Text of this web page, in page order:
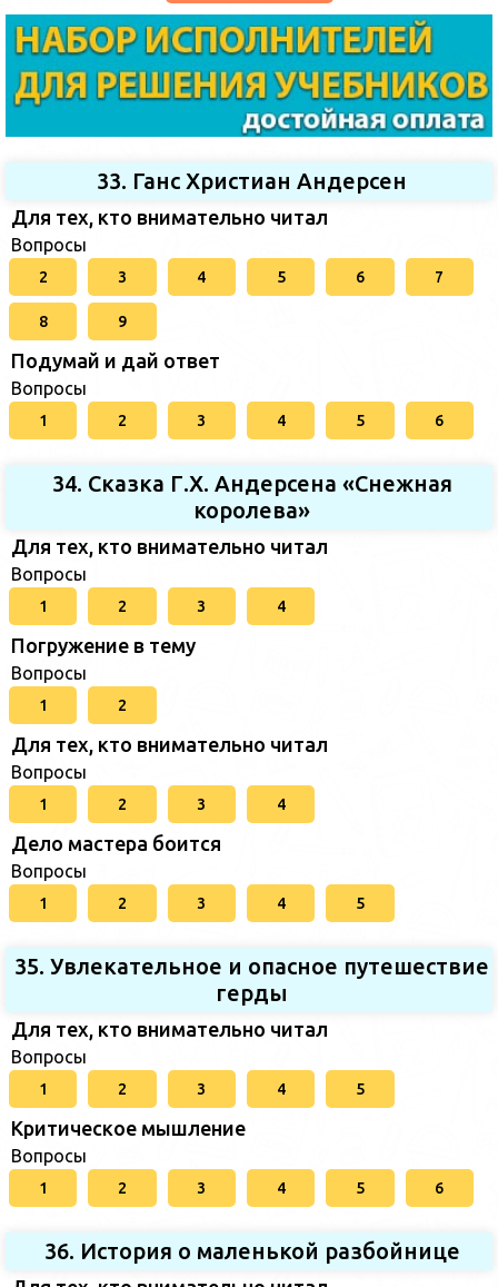
33. Ганс Христиан Андерсен
Для тех, кто внимательно читал
Вопросы
2 3 4 5 6 7
8 9
Подумай и дай ответ
Вопросы
1 2 3 4 5 6
34. Сказка Г.Х. Андерсена «Снежная
королева»
Для тех, кто внимательно читал
Вопросы
1 2 3 4
Погружение в тему
Вопросы
1 2
Для тех, кто внимательно читал
Вопросы
1 2 3 4
Дело мастера боится
Вопросы
1 2 3 4 5
35. Увлекательное и опасное путешествие
герды
Для тех, кто внимательно читал
Вопросы
1 2 3 4 5
Критическое мышление
Вопросы
1 2 3 4 5 6
36. История о маленькой разбойнице